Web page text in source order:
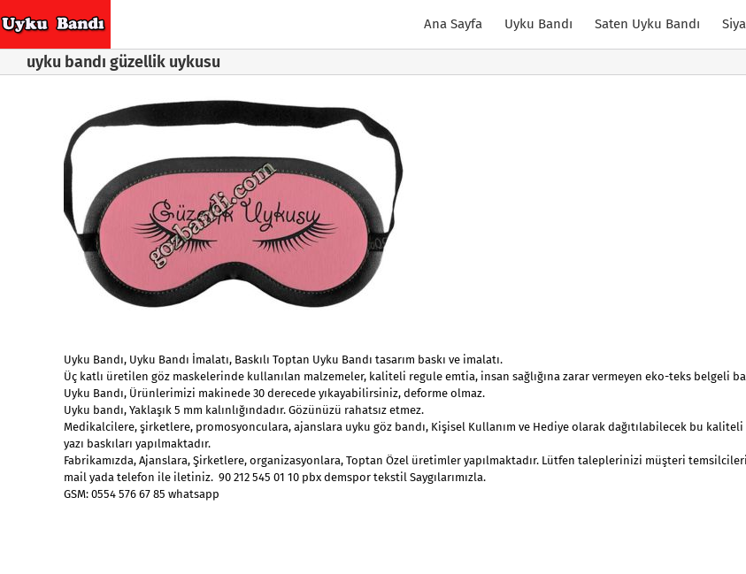
to
Ana Sayfa Uyku Bandı Saten Uyku Bandı
uyku bandı güzellik uykusu
Uyku Bandı, Uyku Bandı İmalatı, Baskılı Toptan Uyku Bandı tasarım baskı ve imalatı.
Üç katlı üretilen göz maskelerinde kullanılan malzemeler, kaliteli regule emtia, insan sağlığına zarar vermeyen eko-teks belgeli
Uyku Bandı, Ürünlerimizi makinede 30 derecede yıkayabilirsiniz, deforme olmaz.
Uyku bandı, Yaklaşık 5 mm kalınlığındadır. Gözünüzü rahatsız etmez.
Medikalcilere, şirketlere, promosyonculara, ajanslara uyku göz bandı, Kişisel Kullanım ve Hediye olarak dağıtılabilecek bu
yazı baskıları yapılmaktadır.
Fabrikamızda, Ajanslara, Şirketlere, organizasyonlara, Toptan Özel üretimler yapılmaktadır. Lütfen taleplerinizi müşteri
mail yada telefon ile iletiniz. 90 212 545 01 10 pbx demspor tekstil Saygılarımızla.
GSM: 0554 576 67 85 whatsapp